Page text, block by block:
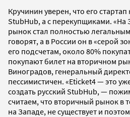
Кручинин уверен, что его стартап
StubHub, а с перекупщиками. «На
рынок стал полностью
говорят, а в России он в «серой
его подсчетам, около 80%
покупают билет на вторичном
Виноградов, генеральный
пессимистичен. «Eticket4 — это
создать русский StubHub, —
считаем, что вторичный рынок в
на Западе, не существует и